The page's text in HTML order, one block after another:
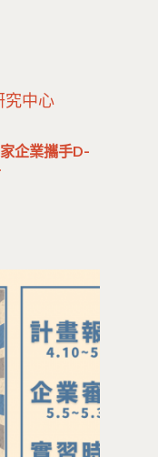
究中心
企業攜手D-